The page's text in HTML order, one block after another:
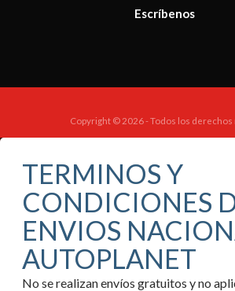
Escríbenos
Copyright © 2026 - Todos los
TERMINOS Y
CONDICIONES
ENVIOS
AUTOPLANET
No se realizan envíos gratuitos y no